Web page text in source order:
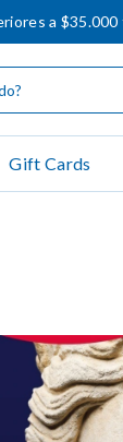
a
Gift Cards